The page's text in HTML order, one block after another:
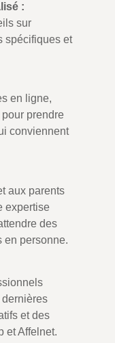
:
sur
spécifiques et
en ligne,
prendre
conviennent
aux parents
expertise
des
en personne.
et des
et Affelnet.